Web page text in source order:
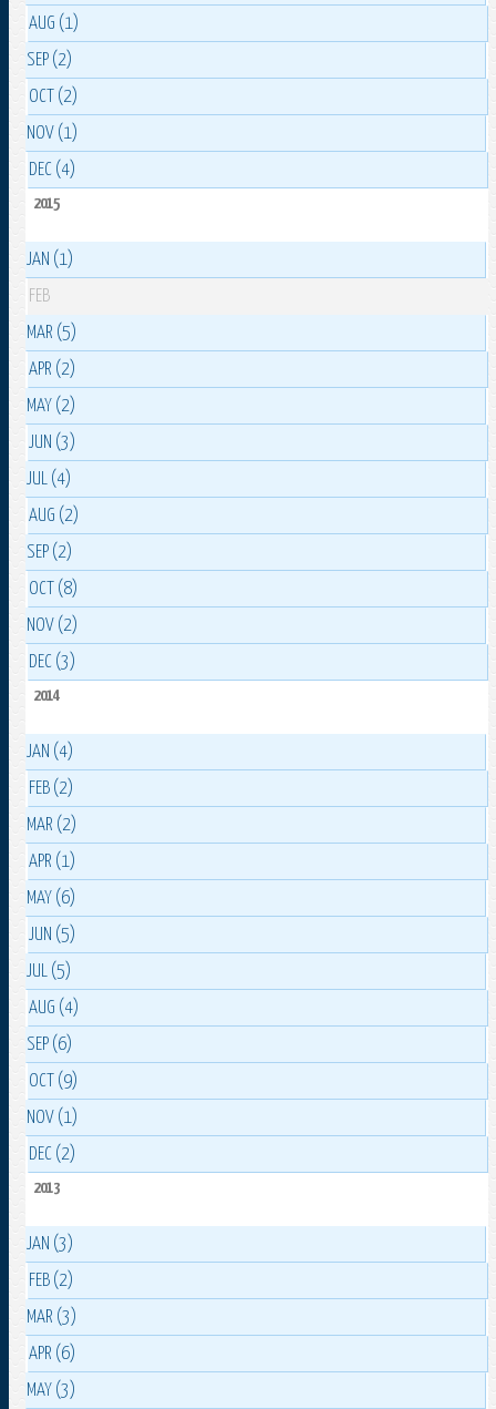
AUG (1)
SEP (2)
OCT (2)
NOV (1)
DEC (4)
2015
JAN (1)
FEB
MAR (5)
APR (2)
MAY (2)
JUN (3)
JUL (4)
AUG (2)
SEP (2)
OCT (8)
NOV (2)
DEC (3)
2014
JAN (4)
FEB (2)
MAR (2)
APR (1)
MAY (6)
JUN (5)
JUL (5)
AUG (4)
SEP (6)
OCT (9)
NOV (1)
DEC (2)
2013
JAN (3)
FEB (2)
MAR (3)
APR (6)
MAY (3)